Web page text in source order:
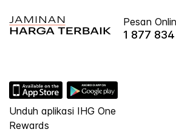
Pesan
1 877
Unduh aplikasi IHG One
Rewards